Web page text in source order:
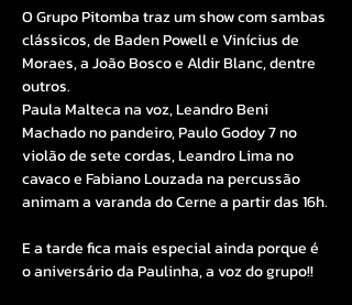
O Grupo Pitomba traz um show com sambas
clássicos, de Baden Powell e Vinícius de
Moraes, a João Bosco e Aldir Blanc, dentre
outros.
Paula Malteca na voz, Leandro Beni
Machado no pandeiro, Paulo Godoy 7 no
violão de sete cordas, Leandro Lima no
cavaco e Fabiano Louzada na percussão
animam a varanda do Cerne a partir das 16h.
E a tarde fica mais especial ainda porque é
o aniversário da Paulinha, a voz do grupo!!